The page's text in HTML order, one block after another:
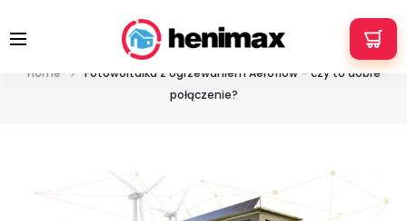
Fotowoltaika z ogrzewaniem Aeroflow –
czy to dobre połączenie?
Home
Fotowoltaika z ogrzewaniem Aeroflow – czy to dobre
połączenie?